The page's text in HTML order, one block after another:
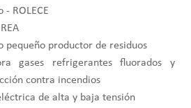
ROLECE
pequeño productor de residuos
gases refrigerantes fluorados y
contra incendios
de alta y baja tensión